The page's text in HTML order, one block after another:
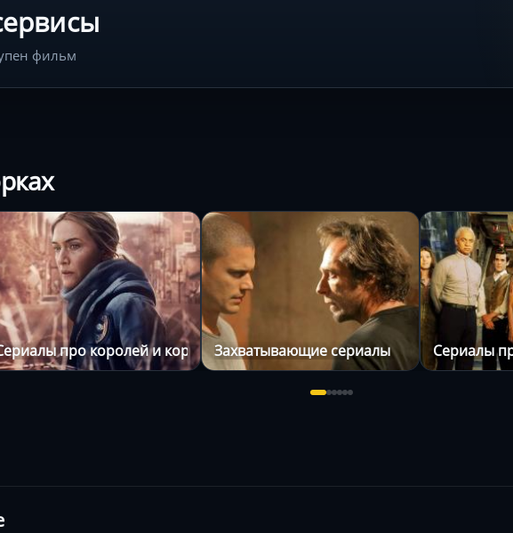
фильм
про королей и королевЗахватывающие сериалы Сериалы